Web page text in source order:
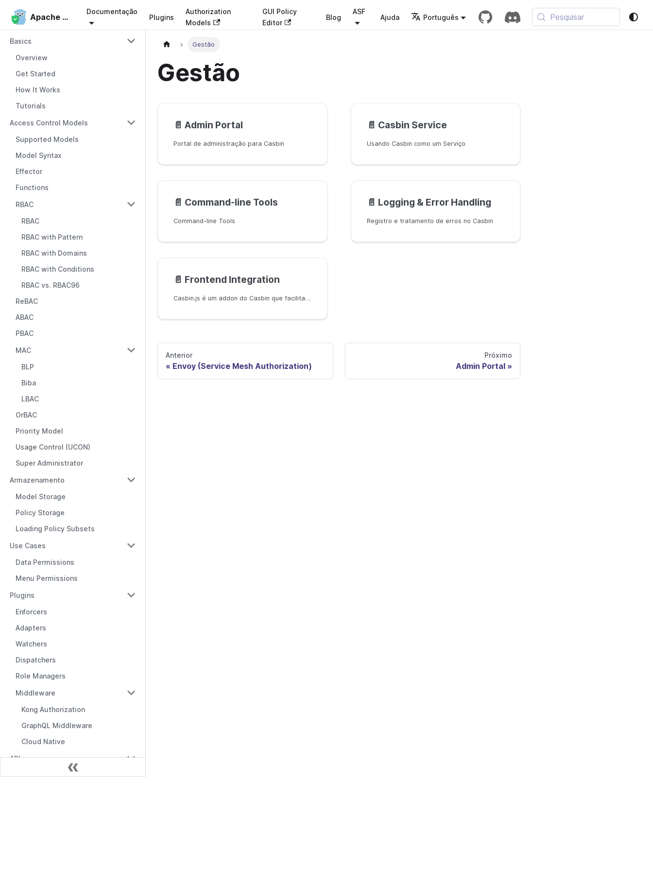
Apache Casbin
Documentação
Plugins
Authorization
Models
GUI Policy
Editor
Blog
ASF
Ajuda Português Pesquisar
Apache Casbin
Basics
Overview
Get Started
How It Works
Tutorials
Access Control Models
Supported Models
Model Syntax
Effector
Functions
RBAC
RBAC
RBAC with Pattern
RBAC with Domains
RBAC with Conditions
RBAC vs. RBAC96
ReBAC
ABAC
PBAC
MAC
BLP
Biba
LBAC
OrBAC
Priority Model
Usage Control (UCON)
Super Administrator
Armazenamento
Model Storage
Policy Storage
Loading Policy Subsets
Use Cases
Data Permissions
Menu Permissions
Plugins
Enforcers
Adapters
Watchers
Dispatchers
Role Managers
Middleware
Kong Authorization
GraphQL Middleware
Cloud Native
API
API Overview
Gestão
Gestão
📄️ Admin Portal
Portal de administração para Casbin
📄️ Casbin Service
Usando Casbin como um Serviço
📄️ Command-line Tools
Command-line Tools
📄️ Logging & Error Handling
Registro e tratamento de erros no Casbin
📄️ Frontend Integration
Casbin.js é um addon do Casbin que facilita a gestão do controle de acesso na aplicação frontend
Anterior
Envoy (Service Mesh Authorization)
Próximo
Admin Portal